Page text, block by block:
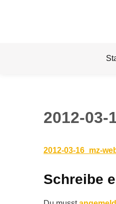
2012-03-
2012-03-16_mz-
Schreibe